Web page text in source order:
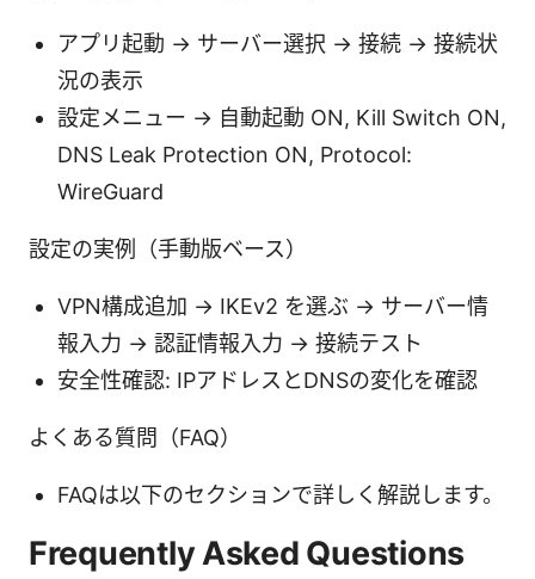
アプリ起動 → サーバー選択 → 接続 → 接続状
況の表示
設定メニュー → 自動起動 ON, Kill Switch ON,
DNS Leak Protection ON, Protocol:
WireGuard
設定の実例（手動版ベース）
VPN構成追加 → IKEv2 を選ぶ → サーバー情
報入力 → 認証情報入力 → 接続テスト
安全性確認: IPアドレスとDNSの変化を確認
よくある質問（FAQ）
FAQは以下のセクションで詳しく解説します。
Frequently Asked Questions